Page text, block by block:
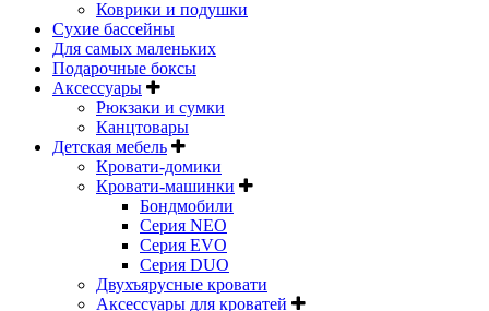
Коврики и подушки
Сухие бассейны
Для самых маленьких
Подарочные боксы
Аксессуары
Рюкзаки и сумки
Канцтовары
Детская мебель
Кровати-домики
Кровати-машинки
Бондмобили
Серия NEO
Серия EVO
Серия DUO
Двухъярусные кровати
Аксессуары для кроватей